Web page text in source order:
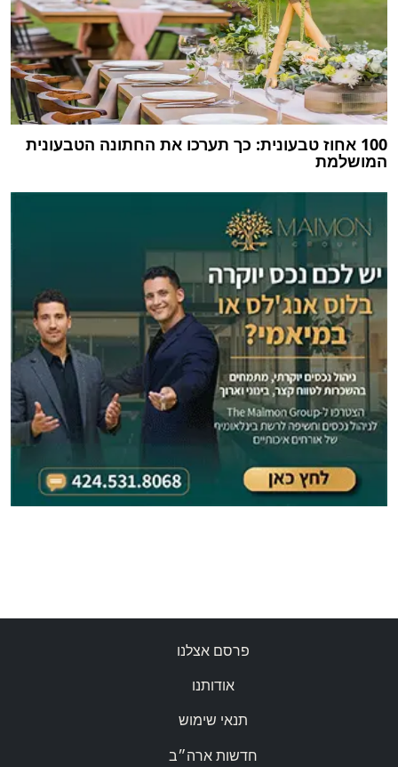
100 אחוז טבעונית: כך תערכו את החתונה הטבעונית
המושלמת
פרסם אצלנו
אודותנו
תנאי שימוש
חדשות ארה״ב